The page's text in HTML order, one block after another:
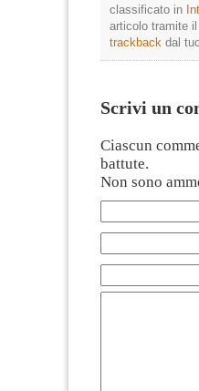
classificato in
articolo tramite il
trackback dal
Scrivi un
Ciascun
battute.
Non sono